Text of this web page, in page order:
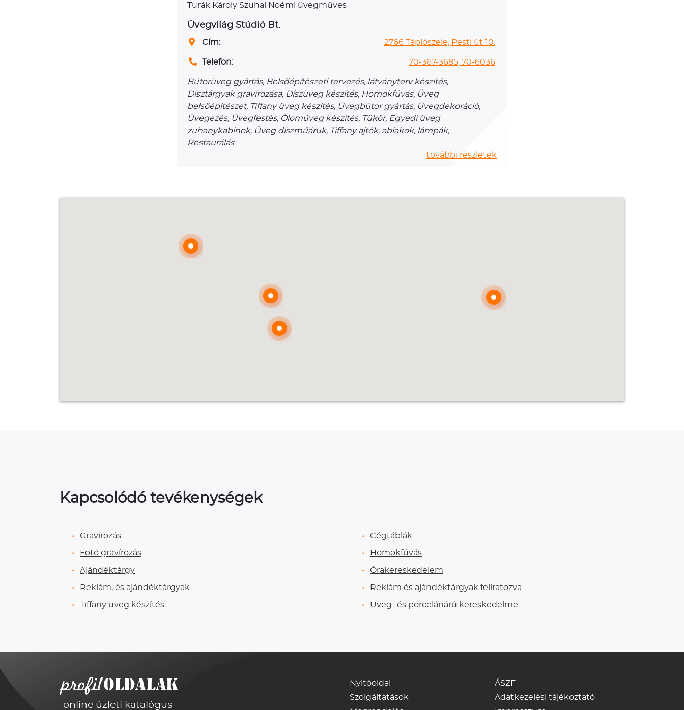
Turák Károly Szuhai Noémi üvegműves
Üvegvilág Stúdió Bt.
Cím: 2766 Tápiószele, Pesti út 10.
Telefon: 70-367-3685, 70-6036
Bútorüveg gyártás, Belsőépítészeti tervezés, látványterv készítés,
Dísztárgyak gravírozása, Díszüveg készítés, Homokfúvás, Üveg
belsőépítészet, Tiffany üveg készítés, Üvegbútor gyártás, Üvegdekoráció,
Üvegezés, Üvegfestés, Ólomüveg készítés, Tükör, Egyedi üveg
zuhanykabinok, Üveg díszműáruk, Tiffany ajtók, ablakok, lámpák,
Restaurálás
további részletek
Kapcsolódó tevékenységek
Gravírozás
Fotó gravírozás
Ajándéktárgy
Reklám, és ajándéktárgyak
Tiffany üveg készítés
Cégtáblák
Homokfúvás
Órakereskedelem
Reklám és ajándéktárgyak feliratozva
Üveg- és porcelánárú kereskedelme
online üzleti katalógus
Nyitóoldal
Szolgáltatások
ÁSZF
Adatkezelési tájékoztató